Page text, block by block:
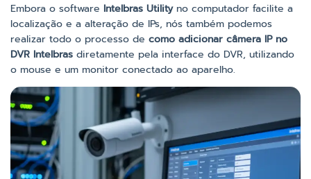
Embora o software Intelbras Utilityno computador facilite a
localização e a alteração de IPs, nós também podemos
realizar todo o processo de como adicionar câmera IP no
DVR Intelbras diretamente pela interface do DVR, utilizando
o mouse e um monitor conectado ao aparelho.